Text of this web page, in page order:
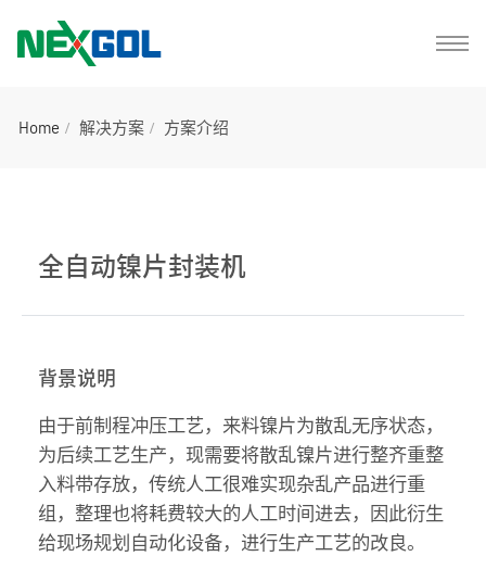
Home 解决方案 方案介绍
全自动镍片封装机
背景说明
由于前制程冲压工艺，来料镍片为散乱无序状态，
为后续工艺生产，现需要将散乱镍片进行整齐重整
入料带存放，传统人工很难实现杂乱产品进行重
组，整理也将耗费较大的人工时间进去，因此衍生
给现场规划自动化设备，进行生产工艺的改良。